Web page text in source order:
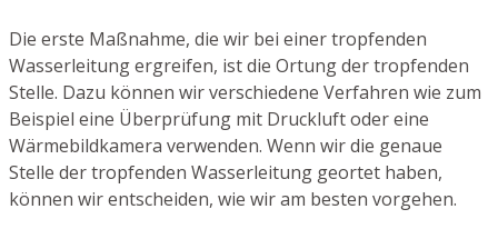
Die erste Maßnahme, die wir bei einer tropfenden
Wasserleitung ergreifen, ist die Ortung der tropfenden
Stelle. Dazu können wir verschiedene Verfahren wie zum
Beispiel eine Überprüfung mit Druckluft oder eine
Wärmebildkamera verwenden. Wenn wir die genaue
Stelle der tropfenden Wasserleitung geortet haben,
können wir entscheiden, wie wir am besten vorgehen.